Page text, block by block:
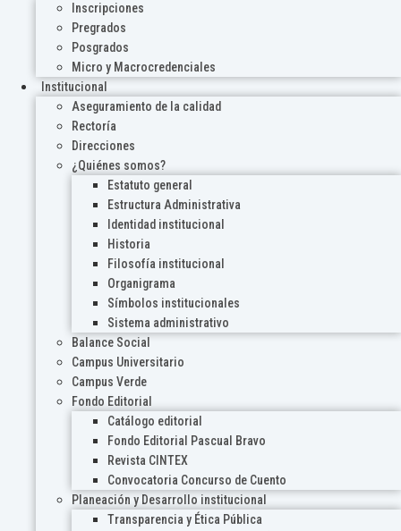
Inscripciones
Pregrados
Posgrados
Micro y Macrocredenciales
Institucional
Aseguramiento de la calidad
Rectoría
Direcciones
¿Quiénes somos?
Estatuto general
Estructura Administrativa
Identidad institucional
Historia
Filosofía institucional
Organigrama
Símbolos institucionales
Sistema administrativo
Balance Social
Campus Universitario
Campus Verde
Fondo Editorial
Catálogo editorial
Fondo Editorial Pascual Bravo
Revista CINTEX
Convocatoria Concurso de Cuento
Planeación y Desarrollo institucional
Transparencia y Ética Pública